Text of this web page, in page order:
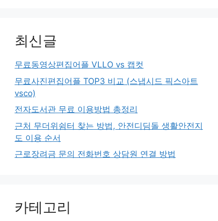
최신글
무료동영상편집어플 VLLO vs 캡컷
무료사진편집어플 TOP3 비교 (스냅시드 픽스아트
vsco)
전자도서관 무료 이용방법 총정리
근처 무더위쉼터 찾는 방법, 안전디딤돌 생활안전지
도 이용 순서
근로장려금 문의 전화번호 상담원 연결 방법
카테고리